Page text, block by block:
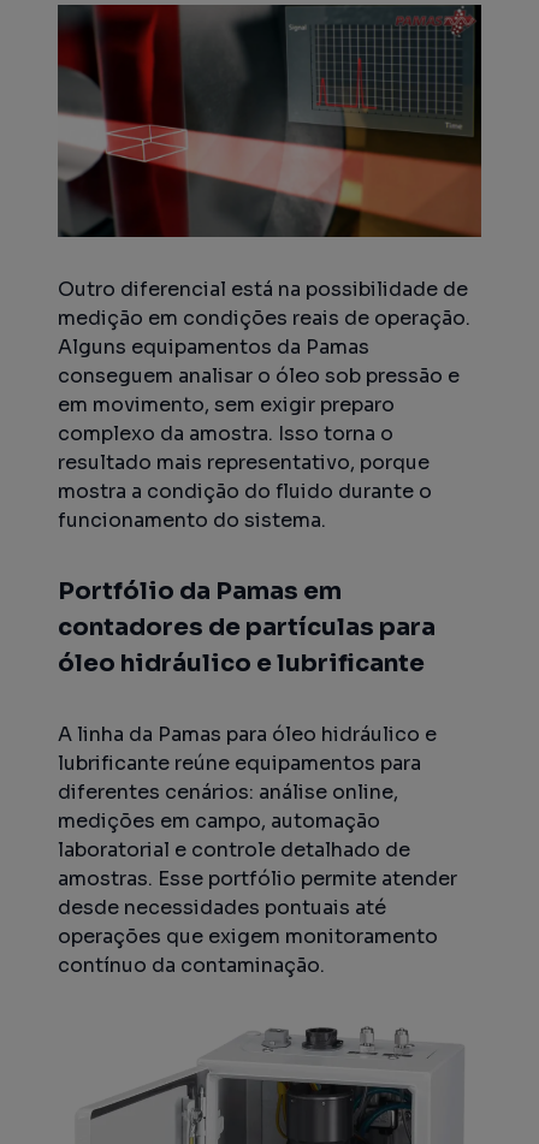
Outro diferencial está na possibilidade de
medição em condições reais de operação.
Alguns equipamentos da Pamas
conseguem analisar o óleo sob pressão e
em movimento, sem exigir preparo
complexo da amostra. Isso torna o
resultado mais representativo, porque
mostra a condição do fluido durante o
funcionamento do sistema.
Portfólio da Pamas em
contadores de partículas para
óleo hidráulico e lubrificante
A linha da Pamas para óleo hidráulico e
lubrificante reúne equipamentos para
diferentes cenários: análise online,
medições em campo, automação
laboratorial e controle detalhado de
amostras. Esse portfólio permite atender
desde necessidades pontuais até
operações que exigem monitoramento
contínuo da contaminação.